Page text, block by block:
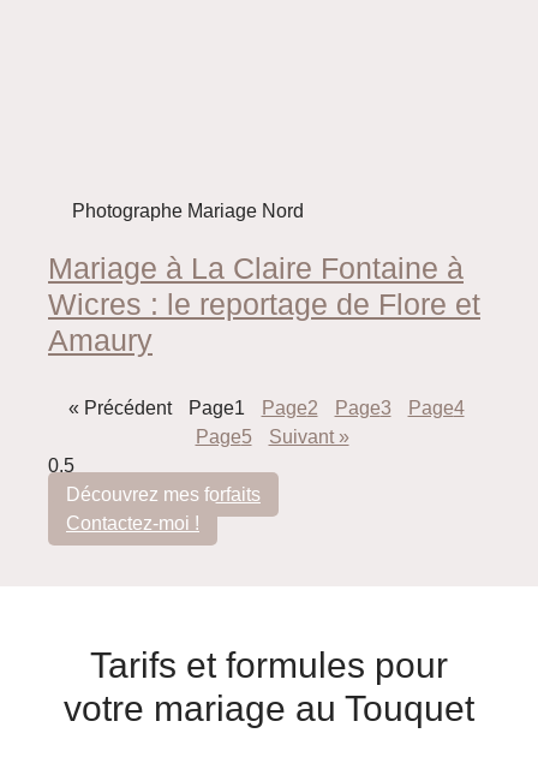
Photographe Mariage Nord
Mariage à La Claire Fontaine à
Wicres : le reportage de Flore et
Amaury
« Précédent Page1 Page2 Page3 Page4
Page5 Suivant »
Découvrez mes forfaits
Contactez-moi !
Tarifs et formules pour
votre mariage au Touquet